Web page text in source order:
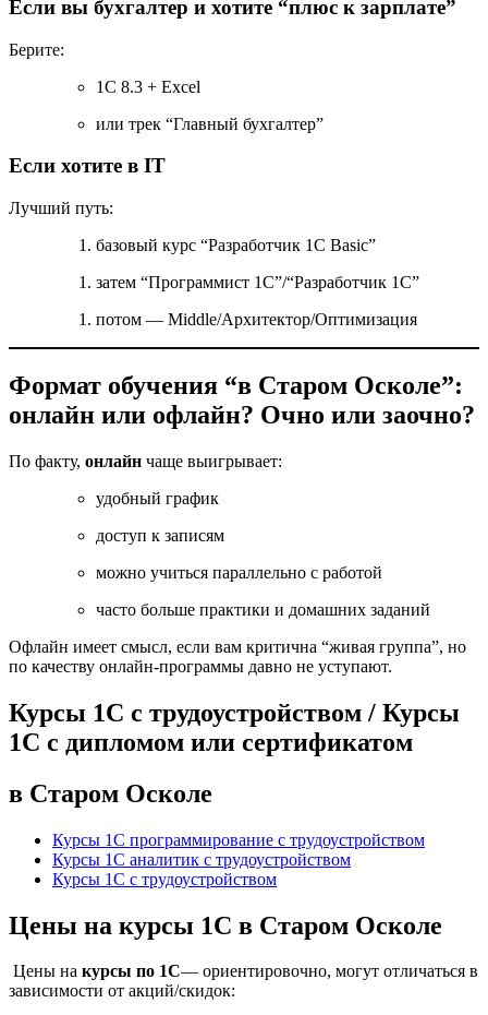
Если вы бухгалтер и хотите “плюс к зарплате”
Берите:
1С 8.3 + Excel
или трек “Главный бухгалтер”
Если хотите в IT
Лучший путь:
базовый курс “Разработчик 1С Basic”
затем “Программист 1С”/“Разработчик 1С”
потом — Middle/Архитектор/Оптимизация
Формат обучения “в Старом Осколе”:
онлайн или офлайн? Очно или заочно?
По факту, онлайн чаще выигрывает:
удобный график
доступ к записям
можно учиться параллельно с работой
часто больше практики и домашних заданий
Офлайн имеет смысл, если вам критична “живая группа”, но
по качеству онлайн-программы давно не уступают.
Курсы 1С с трудоустройством / Курсы
1С с дипломом или сертификатом
в Старом Осколе
Курсы 1С программирование с трудоустройством
Курсы 1С аналитик с трудоустройством
Курсы 1С с трудоустройством
Цены на курсы 1С в Старом Осколе
Цены на курсы по 1С— ориентировочно, могут отличаться в
зависимости от акций/скидок: